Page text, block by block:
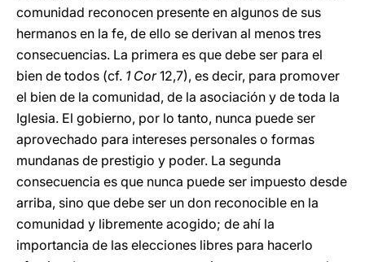
comunidad reconocen presente en algunos de sus
hermanos en la fe, de ello se derivan al menos tres
consecuencias. La primera es que debe ser para el
bien de todos (cf. 1 Cor12,7), es decir, para promover
el bien de la comunidad, de la asociación y de toda la
Iglesia. El gobierno, por lo tanto, nunca puede ser
aprovechado para intereses personales o formas
mundanas de prestigio y poder. La segunda
consecuencia es que nunca puede ser impuesto desde
arriba, sino que debe ser un don reconocible en la
comunidad y libremente acogido; de ahí la
importancia de las elecciones libres para hacerlo